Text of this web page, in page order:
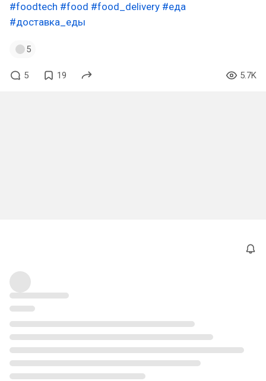
#foodtech #food #food_delivery #еда
#доставка_еды
5
5 19 5.7K